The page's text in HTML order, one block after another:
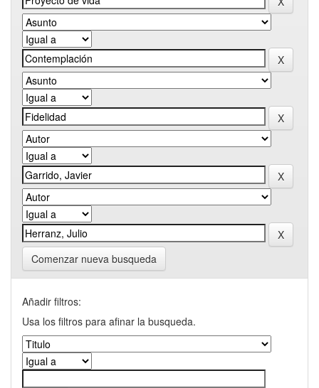
Comenzar nueva busqueda
Añadir filtros:
Usa los filtros para afinar la busqueda.